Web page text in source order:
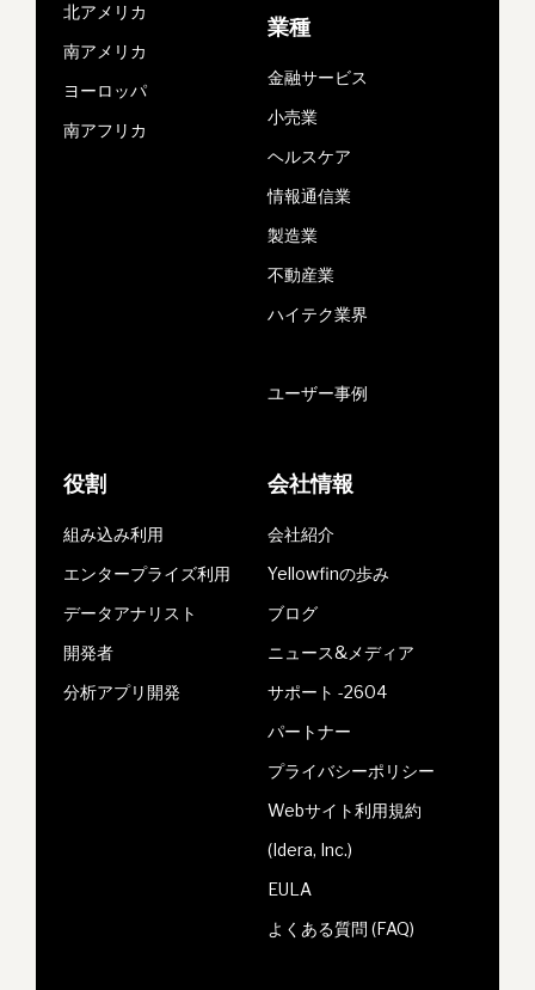
北アメリカ
南アメリカ
ヨーロッパ
南アフリカ
業種
金融サービス
小売業
ヘルスケア
情報通信業
製造業
不動産業
ハイテク業界
ユーザー事例
役割
組み込み利用
エンタープライズ利用
データアナリスト
開発者
分析アプリ開発
会社情報
会社紹介
Yellowfinの歩み
ブログ
ニュース&メディア
サポート -2604
パートナー
プライバシーポリシー
Webサイト利用規約
(Idera, Inc.)
EULA
よくある質問 (FAQ)